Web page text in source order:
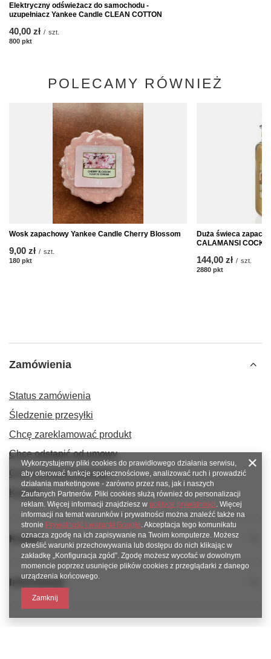
Elektryczny odświeżacz do samochodu -
uzupełniacz Yankee Candle CLEAN COTTON
40,00 zł / szt.
800 pkt
POLECAMY RÓWNIEŻ
Wosk zapachowy Yankee Candle Cherry Blossom
9,00 zł / szt.
180 pkt
Duża świeca
CALAMANSI
144,00 zł / szt.
2880 pkt
Zamówienia
Status zamówienia
Śledzenie przesyłki
Chcę zareklamować produkt
Chcę odstąpić od umowy
Chcę wymienić produkt
Kontakt
Konto
Informacje
Wykorzystujemy pliki cookies do prawidłowego działania serwisu,
aby oferować funkcje społecznościowe, analizować ruch i prowadzić
działania marketingowe - zarówno przez nas, jak i naszych
Zaufanych Partnerów. Pliki cookies służą również do personalizacji
reklam. Więcej informacji znajdziesz w polityce prywatności. Więcej
informacji na temat warunków i prywatności można znaleźć także na
stronie Prywatność i warunki Google. Akceptacja tego komunikatu
oznacza zgodę na ich zapisywanie na Twoim komputerze. Możesz
określić warunki przechowywania lub dostępu do nich klikając w
zakładkę „Konfiguracja zgód”. Zgodę możesz wycofać w dowolnym
momencie poprzez usunięcie plików cookies z przeglądarki z danego
urządzenia końcowego.
Zamknij